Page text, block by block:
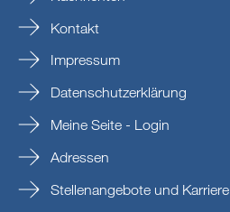
Kontakt
Impressum
Datenschutzerklärung
Meine Seite - Login
Adressen
Stellenangebote und Karriere